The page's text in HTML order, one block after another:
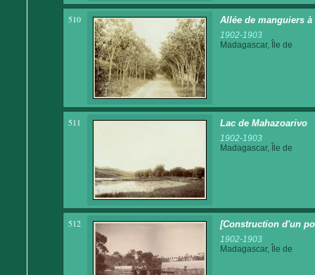
510 Allée de manguiers à
1902-1903
Madagascar, Île de
511 Lac de Mahazoarivo
1902-1903
Madagascar, Île de
512 [Construction d'un
1902-1903
Madagascar, Île de